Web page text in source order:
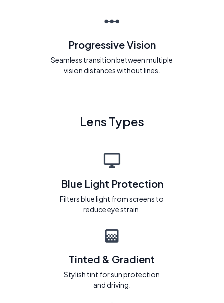
Progressive Vision
Seamless transition between multiple
vision distances without lines.
Lens Types
Blue Light Protection
Filters blue light from screens to
reduce eye strain.
Tinted & Gradient
Stylish tint for sun protection
and driving.